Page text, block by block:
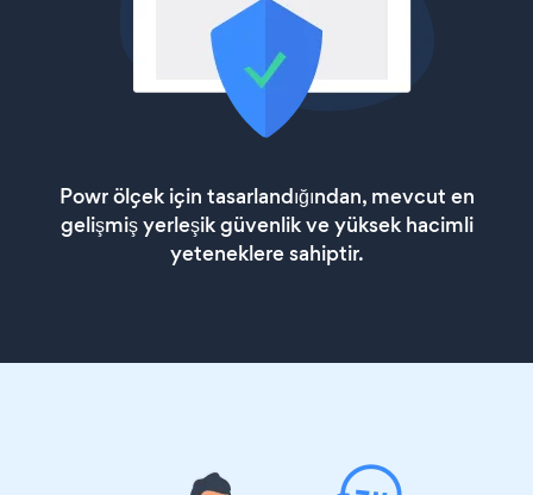
Powr ölçek için tasarlandığından, mevcut en
gelişmiş yerleşik güvenlik ve yüksek hacimli
yeteneklere sahiptir.